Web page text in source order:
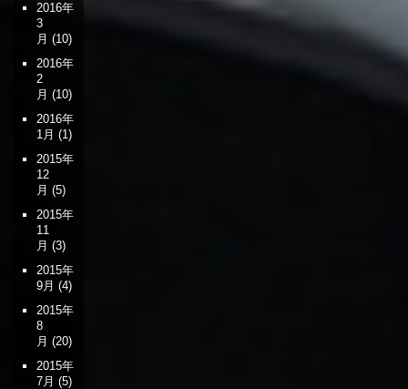
2016年
3
月 (10)
2016年
2
月 (10)
2016年
1月 (1)
2015年
12
月 (5)
2015年
11
月 (3)
2015年
9月 (4)
2015年
8
月 (20)
2015年
7月 (5)